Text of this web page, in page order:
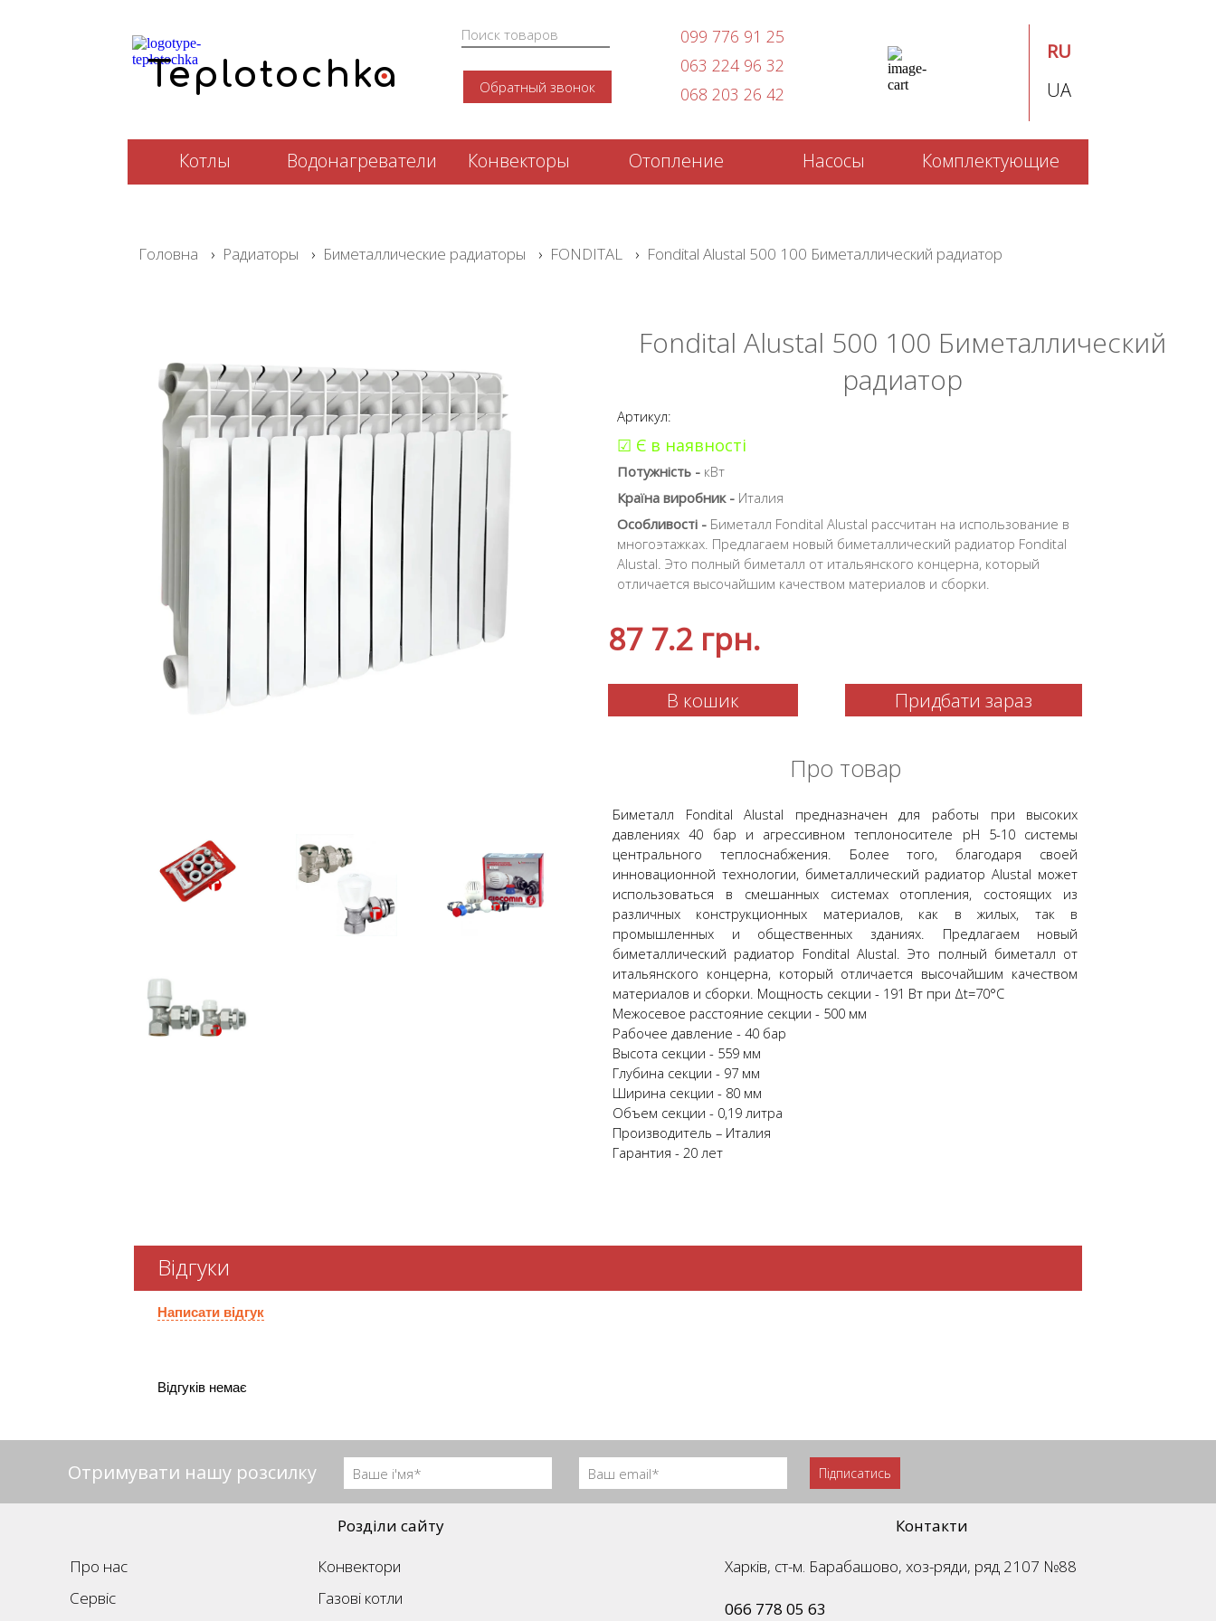
Teplotochka
. Обратный звонок
099 776 91 25
063 224 96 32
068 203 26 42
RU
UA
Котлы Водонагреватели Конвекторы Отопление Насосы Комплектующие
Головна › Радиаторы › Биметаллические радиаторы › FONDITAL › Fondital Alustal 500 100 Биметаллический радиатор
Fondital Alustal 500 100 Биметаллический
радиатор
Артикул:
☑ Є в наявності
Потужність - кВт
Країна виробник - Италия
Особливості - Биметалл Fondital Alustal рассчитан на использование в
многоэтажках. Предлагаем новый биметаллический радиатор Fondital
Alustal. Это полный биметалл от итальянского концерна, который
отличается высочайшим качеством материалов и сборки.
87 7.2грн.
В кошик Придбати зараз
Про товар
Биметалл Fondital Alustal предназначен для работы при высоких
давлениях 40 бар и агрессивном теплоносителе рН 5-10 системы
центрального теплоснабжения. Более того, благодаря своей
инновационной технологии, биметаллический радиатор Alustal может
использоваться в смешанных системах отопления, состоящих из
различных конструкционных материалов, как в жилых, так в
промышленных и общественных зданиях. Предлагаем новый
биметаллический радиатор Fondital Alustal. Это полный биметалл от
итальянского концерна, который отличается высочайшим качеством
материалов и сборки. Мощность секции - 191 Вт при Δt=70°C
Межосевое расстояние секции - 500 мм
Рабочее давление - 40 бар
Высота секции - 559 мм
Глубина секции - 97 мм
Ширина секции - 80 мм
Объем секции - 0,19 литра
Производитель – Италия
Гарантия - 20 лет
Відгуки
Написати відгук
Відгуків немає
Отримувати нашу розсилку Підписатись
Розділи сайту
Про нас
Конвектори
Сервіс
Газові котли
Контакти
Харків, ст-м. Барабашово, хоз-ряди, ряд 2107 №88
066 778 05 63